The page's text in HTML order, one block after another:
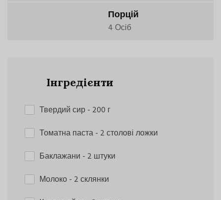
Порцій
4 Осіб
Інгредієнти
Твердий сир- 200 г
Томатна паста- 2 столові ложки
Баклажани - 2 штуки
Молоко- 2 склянки